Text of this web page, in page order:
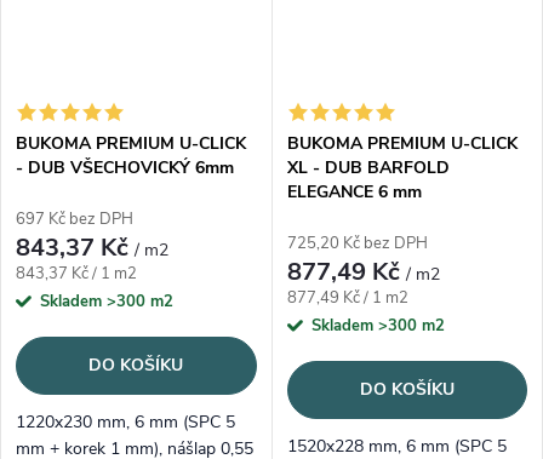
BUKOMA PREMIUM U-CLICK
- DUB VŠECHOVICKÝ 6mm
697 Kč bez DPH
843,37 Kč/ m2
Měrná cena:
843,37 Kč / 1 m2
Skladem >300 m2
DO KOŠÍKU
1220x230 mm, 6 mm (SPC 5
mm + korek 1 mm), nášlap 0,55
BUKOMA PREMIUM U-CLICK
XL - DUB BARFOLD
ELEGANCE 6 mm
725,20 Kč bez DPH
877,49 Kč/ m2
Měrná cena:
877,49 Kč / 1 m2
Skladem >300 m2
DO KOŠÍKU
1520x228 mm, 6 mm (SPC 5